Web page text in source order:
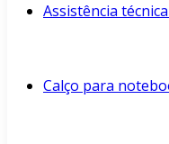
Assistência
Calço para